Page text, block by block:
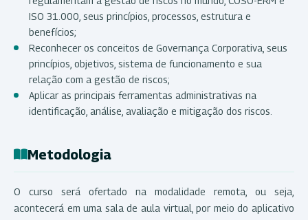
ISO 31.000, seus princípios, processos, estrutura e
benefícios;
Reconhecer os conceitos de Governança Corporativa, seus
princípios, objetivos, sistema de funcionamento e sua
relação com a gestão de riscos;
Aplicar as principais ferramentas administrativas na
identificação, análise, avaliação e mitigação dos riscos.
Metodologia
O curso será ofertado na modalidade remota, ou seja,
acontecerá em uma sala de aula virtual, por meio do aplicativo